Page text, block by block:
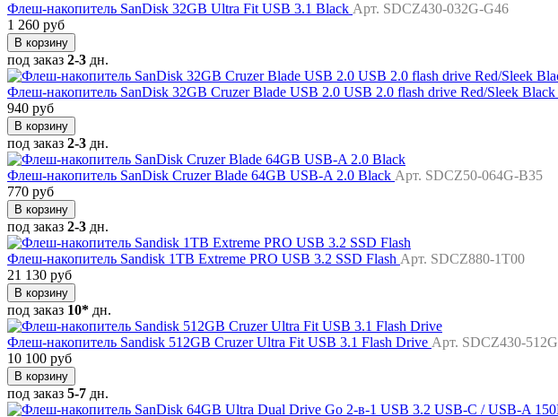
Флеш-накопитель SanDisk 32GB Ultra Fit USB 3.1 Black Арт. SDCZ430-032G-G46
1 260 руб
В корзину
под заказ 2-3 дн.
Флеш-накопитель SanDisk 32GB Cruzer Blade USB 2.0 USB 2.0 flash drive Red/Sleek Black
940 руб
В корзину
под заказ 2-3 дн.
Флеш-накопитель SanDisk Cruzer Blade 64GB USB-A 2.0 Black Арт. SDCZ50-064G-B35
770 руб
В корзину
под заказ 2-3 дн.
Флеш-накопитель Sandisk 1TB Extreme PRO USB 3.2 SSD Flash Арт. SDCZ880-1T00
21 130 руб
В корзину
под заказ 10* дн.
Флеш-накопитель Sandisk 512GB Cruzer Ultra Fit USB 3.1 Flash Drive Арт. SDCZ430-512G
10 100 руб
В корзину
под заказ 5-7 дн.